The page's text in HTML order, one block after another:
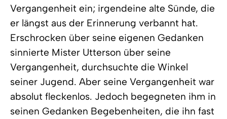
Vergangenheit ein; irgendeine alte Sünde, die
er längst aus der Erinnerung verbannt hat.
Erschrocken über seine eigenen Gedanken
sinnierte Mister Utterson über seine
Vergangenheit, durchsuchte die Winkel
seiner Jugend. Aber seine Vergangenheit war
absolut fleckenlos. Jedoch begegneten ihm in
seinen Gedanken Begebenheiten, die ihn fast